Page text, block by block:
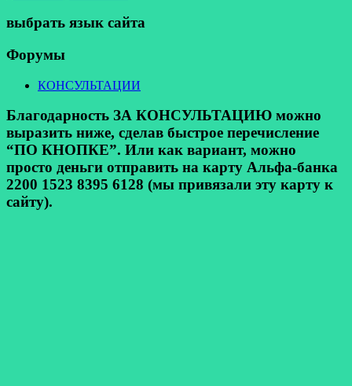
выбрать язык сайта
Форумы
КОНСУЛЬТАЦИИ
Благодарность ЗА КОНСУЛЬТАЦИЮ можно
выразить ниже, сделав быстрое перечисление
“ПО КНОПКЕ”. Или как вариант, можно
просто деньги отправить на карту Альфа-банка
2200 1523 8395 6128 (мы привязали эту карту к
сайту).